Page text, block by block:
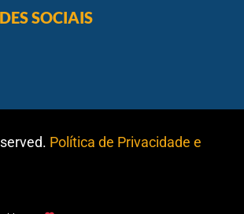
SOCIAIS
Política de Privacidade e